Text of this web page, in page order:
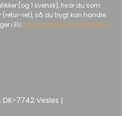
(og 1 svensk), hvor du som
(retur-ret), så du trygt kan handle.
i EU når du køber varer i butikker i
DK-7742 Vesløs |